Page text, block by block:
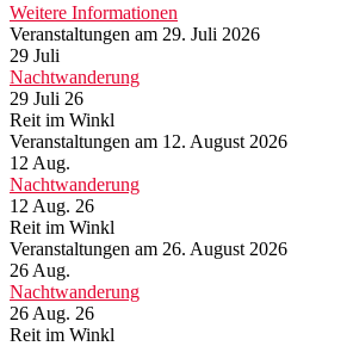
Weitere Informationen
Veranstaltungen am 29. Juli 2026
29 Juli
Nachtwanderung
29 Juli 26
Reit im Winkl
Veranstaltungen am 12. August 2026
12 Aug.
Nachtwanderung
12 Aug. 26
Reit im Winkl
Veranstaltungen am 26. August 2026
26 Aug.
Nachtwanderung
26 Aug. 26
Reit im Winkl